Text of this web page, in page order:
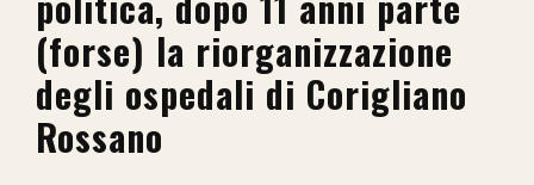
Politica
Sport
Attualità
(forse) la riorganizzazione
degli ospedali di Corigliano
Rossano